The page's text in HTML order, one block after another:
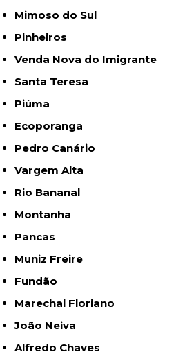
Mimoso do Sul
Pinheiros
Venda Nova do Imigrante
Santa Teresa
Piúma
Ecoporanga
Pedro Canário
Vargem Alta
Rio Bananal
Montanha
Pancas
Muniz Freire
Fundão
Marechal Floriano
João Neiva
Alfredo Chaves